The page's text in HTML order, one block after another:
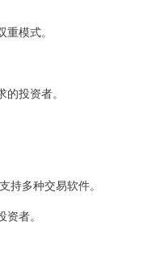
模式。
投资者。
持多种交易软件。
者。